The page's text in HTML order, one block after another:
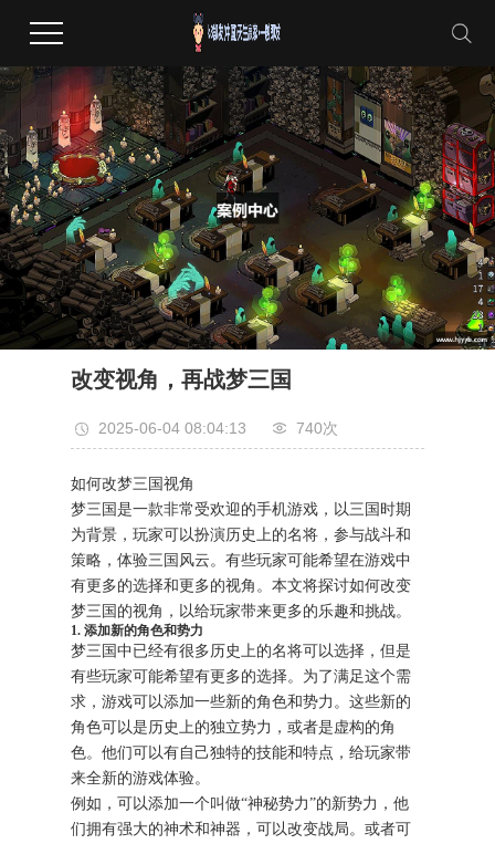
改变视角，再战梦三国
2025-06-04 08:04:13 740次
如何改梦三国视角
梦三国是一款非常受欢迎的手机游戏，以三国时期
为背景，玩家可以扮演历史上的名将，参与战斗和
策略，体验三国风云。有些玩家可能希望在游戏中
有更多的选择和更多的视角。本文将探讨如何改变
梦三国的视角，以给玩家带来更多的乐趣和挑战。
1. 添加新的角色和势力
梦三国中已经有很多历史上的名将可以选择，但是
有些玩家可能希望有更多的选择。为了满足这个需
求，游戏可以添加一些新的角色和势力。这些新的
角色可以是历史上的独立势力，或者是虚构的角
色。他们可以有自己独特的技能和特点，给玩家带
来全新的游戏体验。
例如，可以添加一个叫做“神秘势力”的新势力，他
们拥有强大的神术和神器，可以改变战局。或者可